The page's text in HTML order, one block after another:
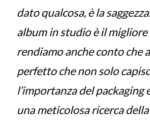
dato qualcosa, è la
album in studio è il
rendiamo anche conto che
perfetto che non solo
l’importanza del
una meticolosa ricerca